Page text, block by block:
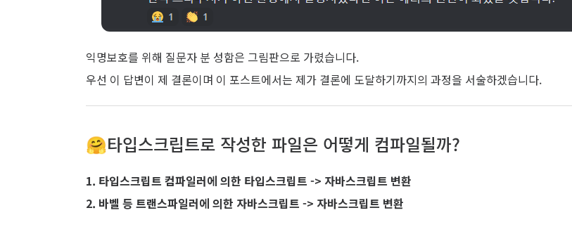
익명보호를 위해 질문자 분 성함은 그림판으로 가렸습니다.
우선 이 답변이 제 결론이며 이 포스트에서는 제가 결론에 도달하기까지의 과정을 서술하겠습니다.
🤗타입스크립트로 작성한 파일은 어떻게 컴파일될까?
1. 타입스크립트 컴파일러에 의한 타입스크립트 -> 자바스크립트 변환
2. 바벨 등 트랜스파일러에 의한 자바스크립트 -> 자바스크립트 변환